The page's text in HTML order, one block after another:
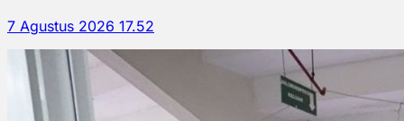
7 Agustus 2026 17.52